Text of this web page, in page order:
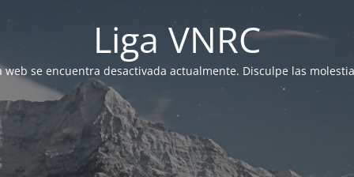
Liga VNRC
web se encuentra desactivada actualmente. Disculpe las